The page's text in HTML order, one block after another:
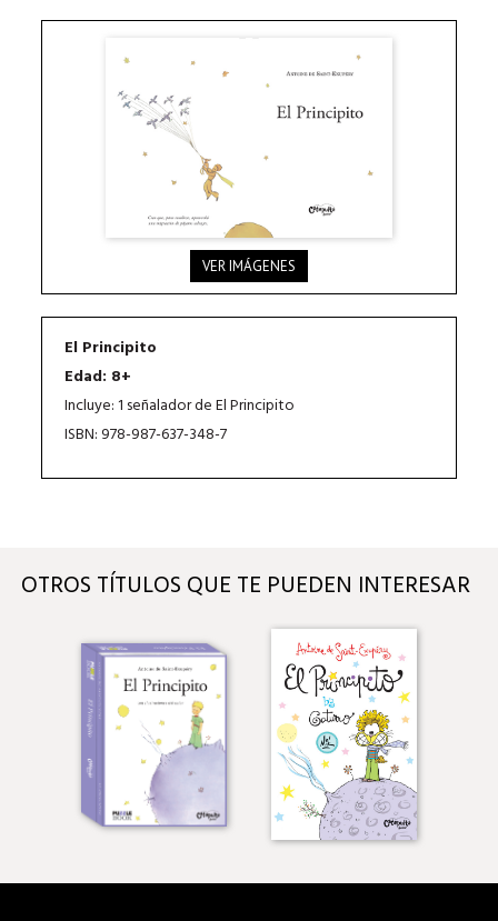
VER IMÁGENES
El Principito
Edad: 8+
Incluye: 1 señalador de El Principito
ISBN: 978-987-637-348-7
OTROS TÍTULOS QUE TE PUEDEN INTERESAR